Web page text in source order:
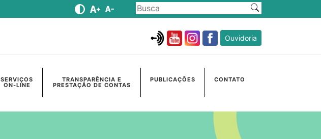
Ouvidoria
SERVIÇOS
ON-LINE
TRANSPARÊNCIA E
PRESTAÇÃO DE CONTAS
PUBLICAÇÕES CONTATO